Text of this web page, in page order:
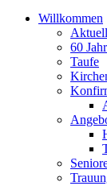
Willkommen
60
Taufe